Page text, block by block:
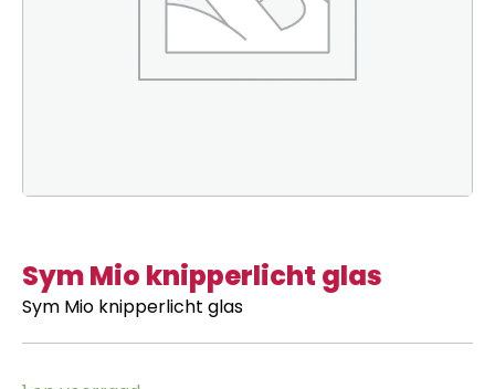
Sym Mio knipperlicht glas
Sym Mio knipperlicht glas